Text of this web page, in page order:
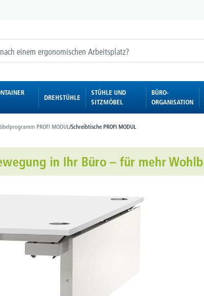
DREHSTÜHLE
STÜHLE UND
SITZMÖBEL
BÜRO-
ORGANISATION
PROFI MODUL/Schreibtische PROFI MODUL